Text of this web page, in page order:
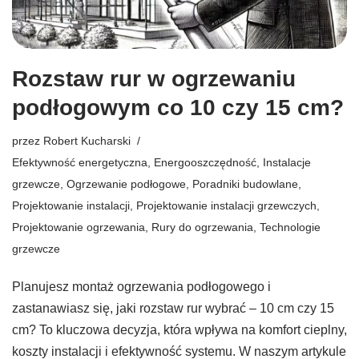
Rozstaw rur w ogrzewaniu
podłogowym co 10 czy 15 cm?
przez Robert Kucharski
Efektywność energetyczna
Energooszczędność Instalacje
grzewcze Ogrzewanie podłogowe Poradniki budowlane
Projektowanie instalacji Projektowanie instalacji grzewczych
Projektowanie ogrzewania
Rury do ogrzewania Technologie
grzewcze
Planujesz montaż ogrzewania podłogowego i
zastanawiasz się, jaki rozstaw rur wybrać – 10 cm czy 15
cm? To kluczowa decyzja, która wpływa na komfort cieplny,
koszty instalacji i efektywność systemu. W naszym artykule